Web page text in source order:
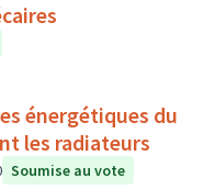
énergétiques du
les radiateurs
Soumise au vote